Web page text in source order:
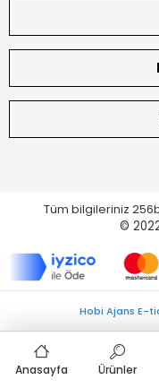
Tüm bilgileriniz
©
Anasayfa Ürünler
Hobi Ajans E-